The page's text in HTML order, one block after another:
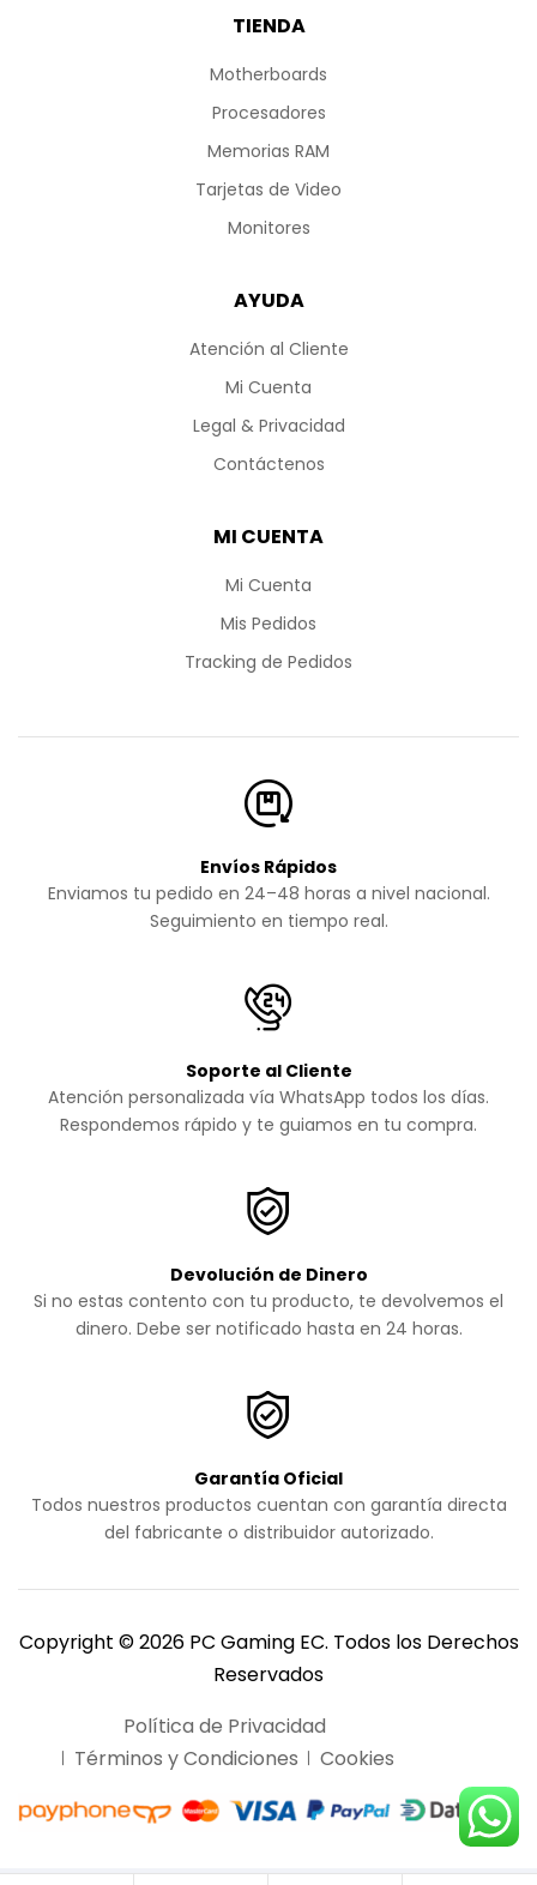
TIENDA
Motherboards
Procesadores
Memorias RAM
Tarjetas de Video
Monitores
AYUDA
Atención al Cliente
Mi Cuenta
Legal & Privacidad
Contáctenos
MI CUENTA
Mi Cuenta
Mis Pedidos
Tracking de Pedidos
Envíos Rápidos
Enviamos tu pedido en 24–48 horas a nivel nacional.
Seguimiento en tiempo real.
Soporte al Cliente
Atención personalizada vía WhatsApp todos los días.
Respondemos rápido y te guiamos en tu compra.
Devolución de Dinero
Si no estas contento con tu producto, te devolvemos el
dinero. Debe ser notificado hasta en 24 horas.
Garantía Oficial
Todos nuestros productos cuentan con garantía directa
del fabricante o distribuidor autorizado.
Copyright © 2026 PC Gaming EC. Todos los Derechos
Reservados
Política de Privacidad
Términos y Condiciones
Cookies